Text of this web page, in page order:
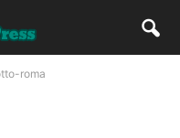
roma